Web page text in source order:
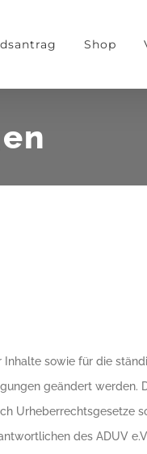
Shop
sowie für die
geändert werden.
Urheberrechtsgesetze
des ADUV